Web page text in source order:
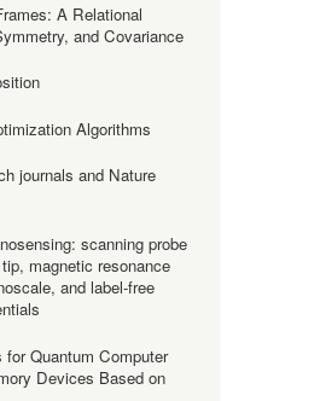
A Relational
and Covariance
Algorithms
journals and Nature
scanning probe
magnetic resonance
and label-free
Quantum Computer
Devices Based on